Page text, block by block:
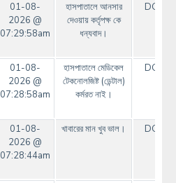
01-08-
2026 @
07:29:58am
হাসপাতালে আনসার
দেওয়ায় কর্তৃপক্ষ কে
ধন্যবাদ।
DGHS
01-08-
2026 @
07:28:58am
হাসপাতালে মেডিকেল
টেকনোলজিষ্ট (ডেন্টাল)
কর্মরত নাই।
DGHS
01-08-
2026 @
07:28:44am
খাবারের মান খুব ভাল। DGHS